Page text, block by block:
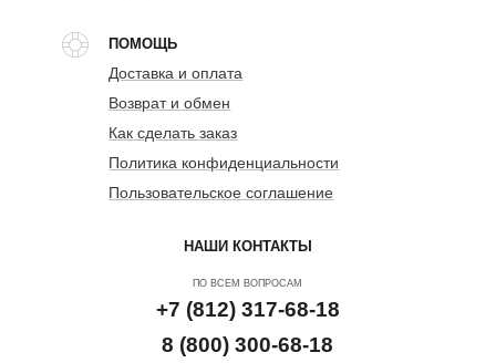
ПОМОЩЬ
Доставка и оплата
Возврат и обмен
Как сделать заказ
Политика конфиденциальности
Пользовательское соглашение
НАШИ КОНТАКТЫ
ПО ВСЕМ ВОПРОСАМ
+7 (812) 317-68-18
8 (800) 300-68-18